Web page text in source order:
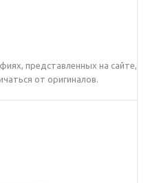
представленных на сайте,
от оригиналов.